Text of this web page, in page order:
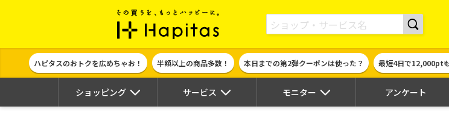
ポイント貯めて現金やギフト券に交換できるポイントサイト | ハピタス
ハピタスのおトクを広めちゃお！ 半額以上の商品多数！ 本日までの第2弾クーポンは使った？ 最短4日で12,000pt
ショッピング サービス モニター アンケート